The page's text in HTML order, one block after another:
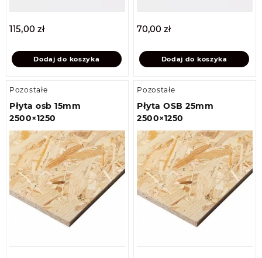
115,00 zł
Dodaj do koszyka
70,00zł
Dodaj do koszyka
Pozostałe
Płyta osb 15mm
2500×1250
Pozostałe
Płyta OSB 25mm
2500×1250